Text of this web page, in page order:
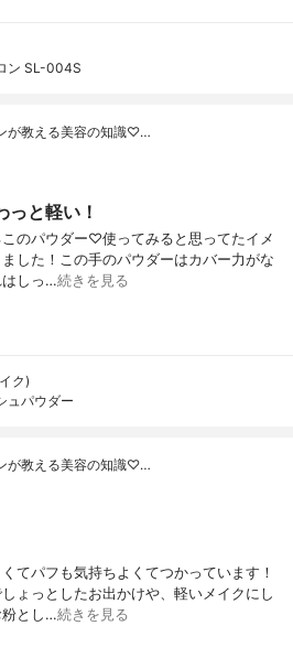
ン SL-004S
が教える美容の知識♡…
っと軽い！
のパウダー♡使ってみると思ってたイメ
した！この手のパウダーはカバー力がな
はしっ…続きを見る
ク)
ュパウダー
が教える美容の知識♡…
てパフも気持ちよくてつかっています！
ょっとしたお出かけや、軽いメイクにし
粉とし…続きを見る